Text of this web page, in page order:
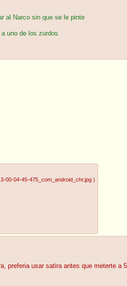
al Narco sin que se le pinte
uno de los zurdos
00-04-45-475_com_android_chr.jpg )
preferia usar satira antes que meterte a